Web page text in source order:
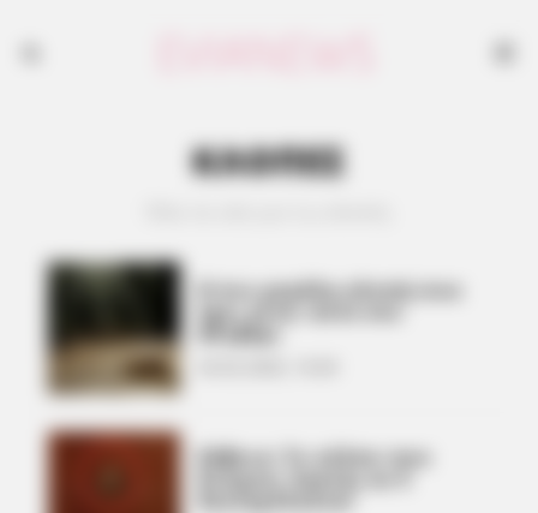
ΚΛΟΠΕΣ
Η πιο μεγάλη κλοπή που
Εύβοια: Το κόλπο που